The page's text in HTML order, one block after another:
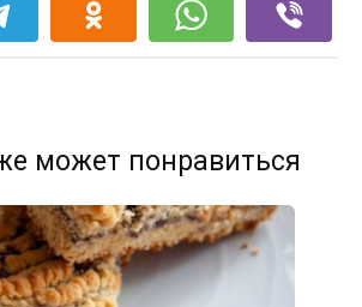
может понравиться